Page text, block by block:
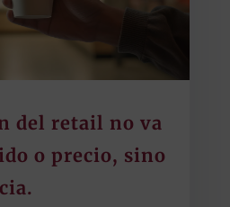
del retail no va
o precio, sino